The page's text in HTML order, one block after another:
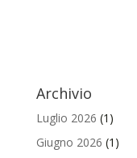
Archivio
Luglio 2026 (1)
Giugno 2026 (1)